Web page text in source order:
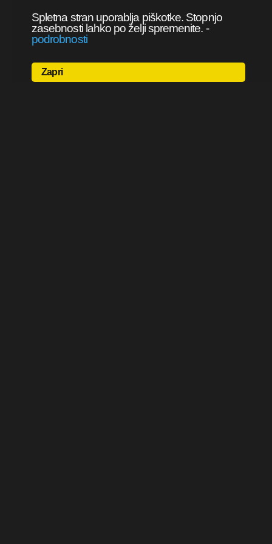
Spletna stran uporablja piškotke. Stopnjo
zasebnosti lahko po želji spremenite. -
podrobnosti
Zapri